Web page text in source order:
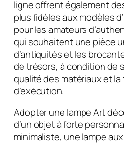
ligne offrent également
plus fidèles aux modèles
pour les amateurs
qui souhaitent une pièce
d’antiquités et les
de trésors, à condition de
qualité des matériaux et la
d’exécution.
Adopter une lampe Art
d’un objet à forte
minimaliste, une lampe